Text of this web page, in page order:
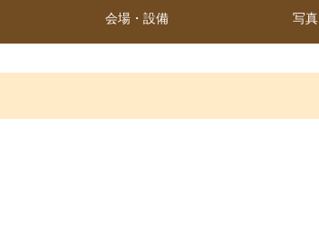
会場・設備 写真